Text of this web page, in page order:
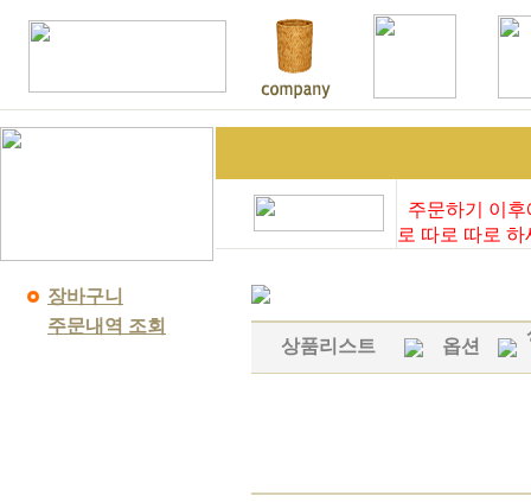
장바구니
주문내역 조회
주문하기 이
로 따로 따로 하
상품리스트 옵션